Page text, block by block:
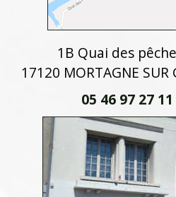
1B Quai des
17120 MORTAGNE SUR
05 46 97 27 11